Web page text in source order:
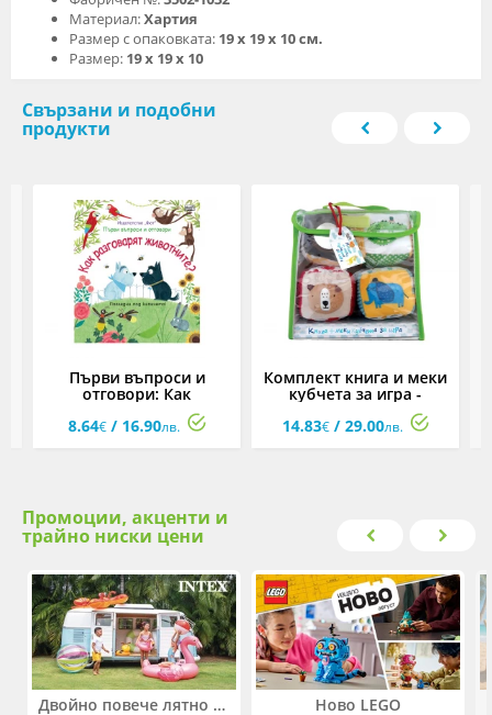
Материал:Хартия
Размер с опаковката: 19 х 19 х 10 см.
Размер: 19 х 19 х 10
Свързани и подобни
продукти
Първи въпроси и
отговори: Как
разговарят животните?
8.64€/ 16.90лв.
Комплект книга и меки
кубчета за игра -
животни в зоопарка
14.83€/ 29.00лв.
Промоции, акценти и
трайно ниски цени
Двойно повече лятно забавление! Купи 2 продукта INTEX и вземи -33% Ново LEGO